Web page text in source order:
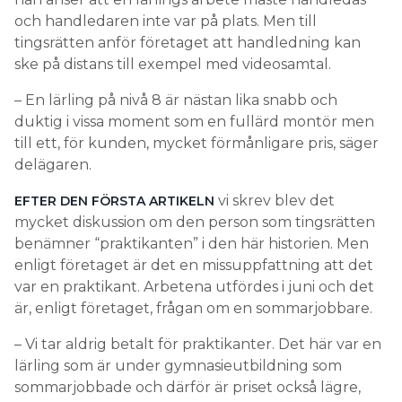
och handledaren inte var på plats. Men till
tingsrätten anför företaget att handledning kan
ske på distans till exempel med videosamtal.
– En lärling på nivå 8 är nästan lika snabb och
duktig i vissa moment som en fullärd montör men
till ett, för kunden, mycket förmånligare pris, säger
delägaren.
EFTER DEN FÖRSTA ARTIKELN vi skrev blev det
mycket diskussion om den person som tingsrätten
benämner “praktikanten” i den här historien. Men
enligt företaget är det en missuppfattning att det
var en praktikant. Arbetena utfördes i juni och det
är, enligt företaget, frågan om en sommarjobbare.
– Vi tar aldrig betalt för praktikanter. Det här var en
lärling som är under gymnasieutbildning som
sommarjobbade och därför är priset också lägre,